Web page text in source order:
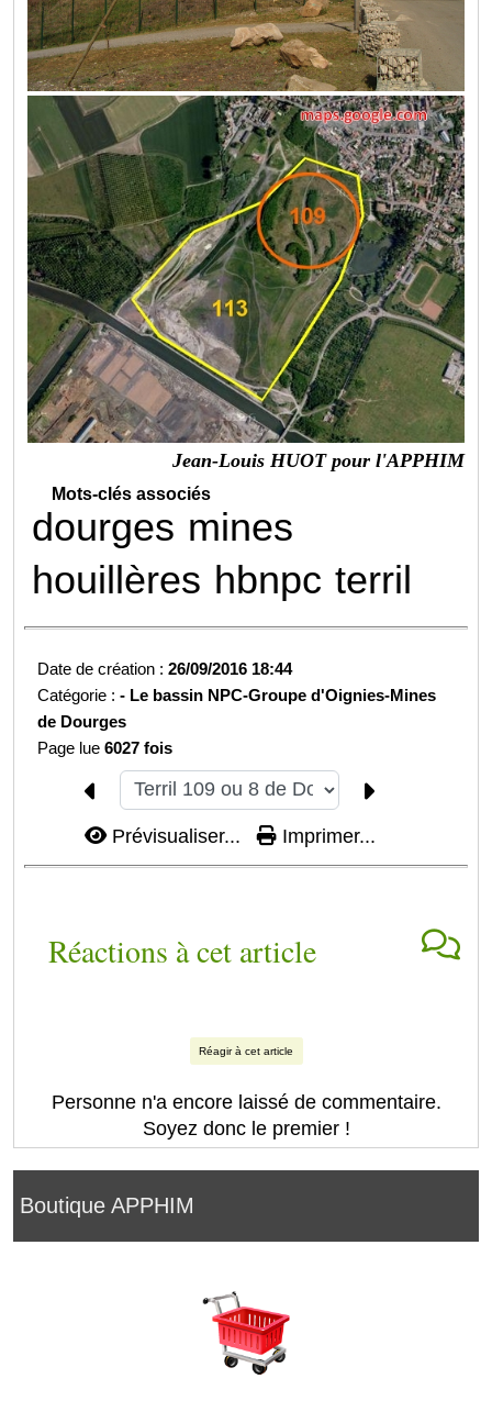
Boutique APPHIM
Jean-Louis HUOT pour l'APPHIM
Mots-clés associés
dourges mines
houillères hbnpc terril
Date de création :26/09/2016 18:44
Catégorie :- Le bassin NPC-Groupe d'Oignies-Mines
de Dourges
Page lue6027 fois
Prévisualiser... Imprimer...
Réactions à cet article
Réagir à cet article
Personne n'a encore laissé de commentaire.
Soyez donc le premier !